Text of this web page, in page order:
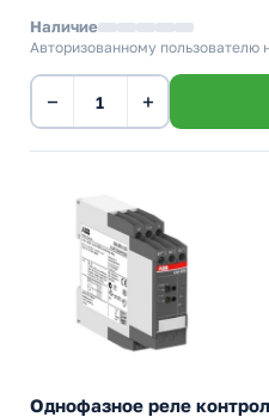
Наличие
Авторизованному пользователю
− +
Однофазное реле